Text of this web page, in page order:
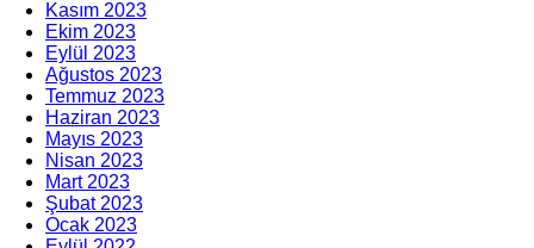
Kasım 2023
Ekim 2023
Eylül 2023
Ağustos 2023
Temmuz 2023
Haziran 2023
Mayıs 2023
Nisan 2023
Mart 2023
Şubat 2023
Ocak 2023